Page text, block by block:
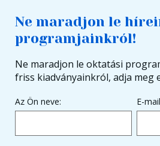
Ne maradjon le
programjainkról!
Ne maradjon le oktatási
friss kiadványainkról, adja meg
Az Ön neve: E-